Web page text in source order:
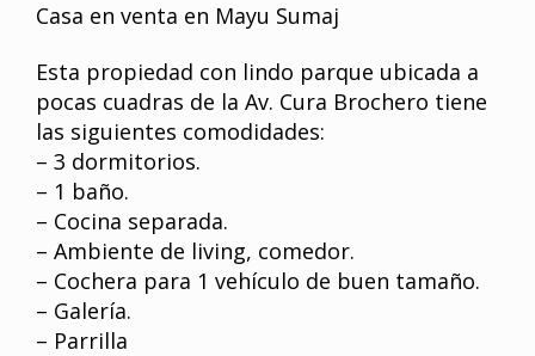
Casa en venta en Mayu Sumaj
Esta propiedad con lindo parque ubicada a
pocas cuadras de la Av. Cura Brochero tiene
las siguientes comodidades:
– 3 dormitorios.
– 1 baño.
– Cocina separada.
– Ambiente de living, comedor.
– Cochera para 1 vehículo de buen tamaño.
– Galería.
– Parrilla